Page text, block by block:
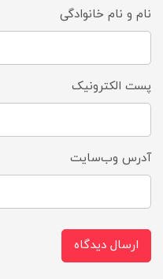
نام و نام خانوادگی
پست الکترونیک
آدرس وب‌سایت
ارسال دیدگاه